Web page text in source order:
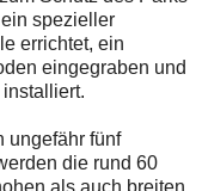
spezieller
errichtet, ein
eingegraben und
ungefähr fünf
die rund 60